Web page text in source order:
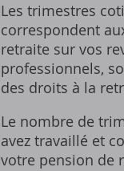
Les trimestres
correspondent
retraite sur vos
professionnels‚
des droits à la
Le nombre de
avez travaillé et
votre pension de